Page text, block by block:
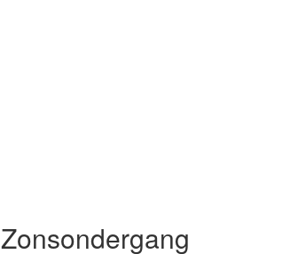
Zonsondergang